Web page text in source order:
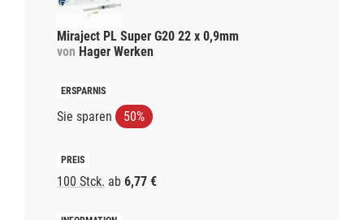
Miraject PL Super G20 22 x 0,9mm
von Hager Werken
Sie sparen 50%
100 Stck. ab 6,77 €